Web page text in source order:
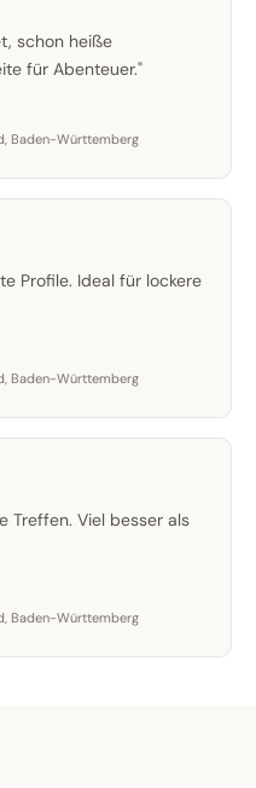
schon heiße
für Abenteuer."
Baden-Württemberg
Profile. Ideal für lockere
Baden-Württemberg
Treffen. Viel besser als
Baden-Württemberg